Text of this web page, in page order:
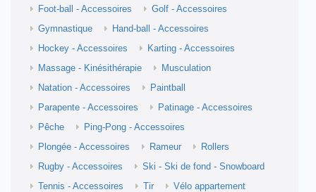
Foot-ball - Accessoires
Golf - Accessoires
Gymnastique
Hand-ball - Accessoires
Hockey - Accessoires
Karting - Accessoires
Massage - Kinésithérapie
Musculation
Natation - Accessoires
Paintball
Parapente - Accessoires
Patinage - Accessoires
Pêche
Ping-Pong - Accessoires
Plongée - Accessoires
Rameur
Rollers
Rugby - Accessoires
Ski - Ski de fond - Snowboard
Tennis - Accessoires
Tir
Vélo appartement